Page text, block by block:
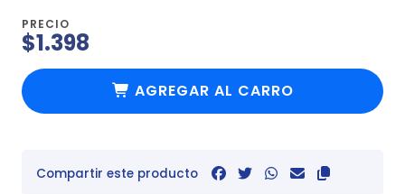
PRECIO
$1.398
AGREGAR AL CARRO
Compartir este producto